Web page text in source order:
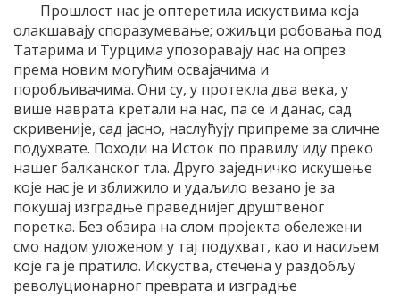
Прошлост нас је оптеретила искуствима која
олакшавају споразумевање; ожиљци робовања под
Татарима и Турцима упозоравају нас на опрез
према новим могућим освајачима и
поробљивачима. Они су, у протекла два века, у
више наврата кретали на нас, па се и данас, сад
скривеније, сад јасно, наслућују припреме за сличне
подухвате. Походи на Исток по правилу иду преко
нашег балканског тла. Друго заједничко искушење
које нас је и зближило и удаљило везано је за
покушај изградње праведнијег друштвеног
поретка. Без обзира на слом пројекта обележени
смо надом уложеном у тај подухват, као и насиљем
које га је пратило. Искуства, стечена у раздобљу
револуционарног преврата и изградње